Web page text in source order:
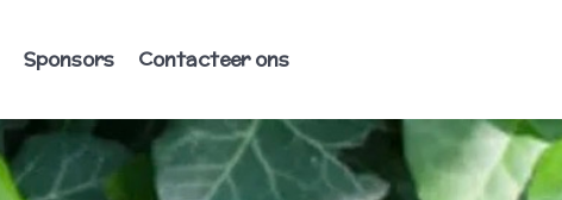
Sponsors Contacteer ons